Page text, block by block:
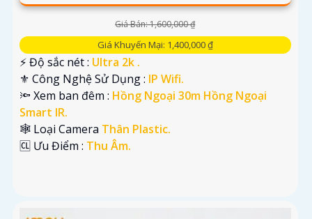
Giá Bán: 1,600,000 ₫
Giá Khuyến Mại: 1,400,000 ₫
️⚡ Độ sắc nét : Ultra 2k .
⚜️ Công Nghệ Sử Dụng : IP Wifi.
🔦 Xem ban đêm : Hồng Ngoại 30m Hồng Ngoại
Smart IR.
🕸️ Loại Camera Thân Plastic.
️🆑 Ưu Điểm : Thu Âm.